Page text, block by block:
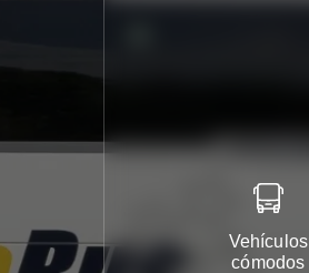
Vehículos
cómodos